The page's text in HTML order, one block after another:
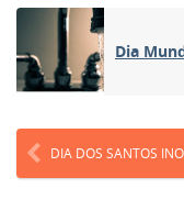
Dia
DIA DOS SANTOS